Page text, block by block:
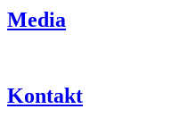
Media
Kontakt